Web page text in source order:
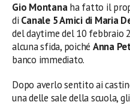
Gio Montanaha fatto il
di Canale 5 Amici di Maria
del daytime del 10 febbraio
alcuna sfida, poiché Anna
banco immediato.
Dopo averlo sentito ai
una delle sale della scuola,